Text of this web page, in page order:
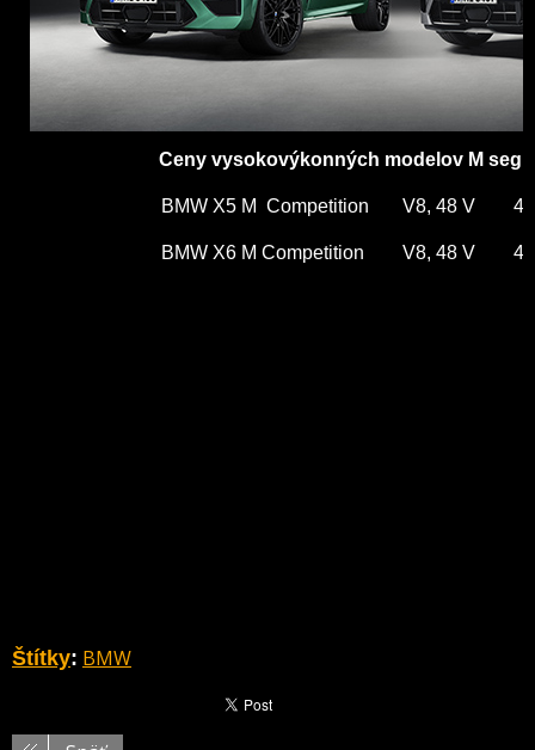
Ceny vysokovýkonných modelov M
BMW X5 M Competition V8, 48 V
BMW X6 M Competition V8, 48 V
Štítky: BMW